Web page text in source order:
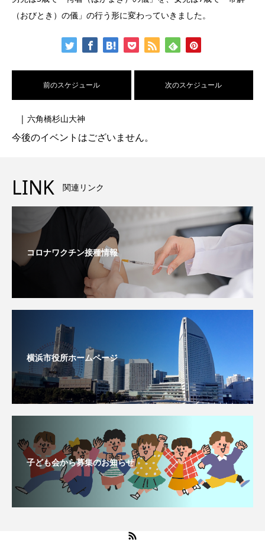
（おびとき）の儀」の行う形に変わっていきました。
前のスケジュール 次のスケジュール
| 六角橋杉山大神
今後のイベントはございません。
LINK 関連リンク
コロナワクチン接種情報
横浜市役所ホームページ
子ども会から募集のお知らせ